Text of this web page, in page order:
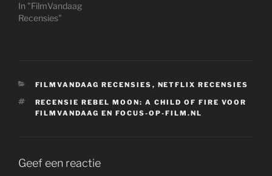
In "FilmVandaag
Recensies"
CATEGORIEËN
FILMVANDAAG RECENSIES , NETFLIX RECENSIES
TAGS
RECENSIE REBEL MOON: A CHILD OF FIRE VOOR
FILMVANDAAG EN FOCUS-OP-FILM.NL
Geef een reactie